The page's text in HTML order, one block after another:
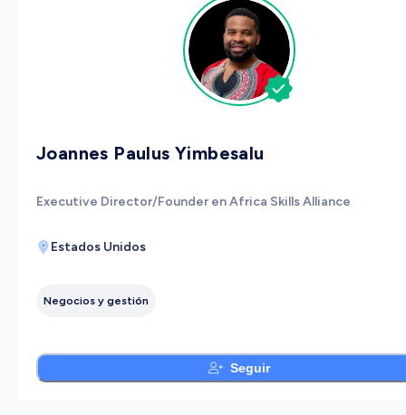
Joannes Paulus Yimbesalu
Executive Director/Founder en Africa Skills Alliance
Estados Unidos
Negocios y gestión
Seguir